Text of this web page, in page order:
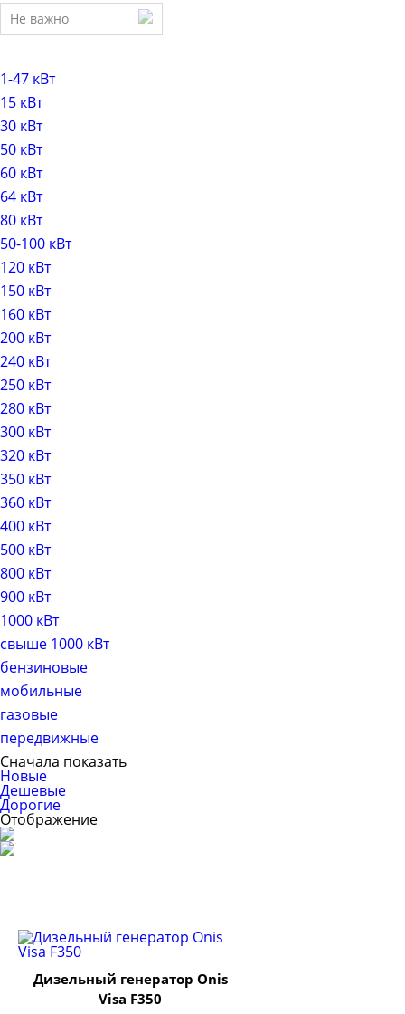
Не важно
1-47 кВт
15 кВт
30 кВт
50 кВт
60 кВт
64 кВт
80 кВт
50-100 кВт
120 кВт
150 кВт
160 кВт
200 кВт
240 кВт
250 кВт
280 кВт
300 кВт
320 кВт
350 кВт
360 кВт
400 кВт
500 кВт
800 кВт
900 кВт
1000 кВт
свыше 1000 кВт
бензиновые
мобильные
газовые
передвижные
Сначала показать
Новые
Дешевые
Дорогие
Отображение
Дизельный генератор Onis
Visa F350